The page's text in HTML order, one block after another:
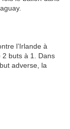
l’Irlande à
2 buts à 1. Dans
adverse, la